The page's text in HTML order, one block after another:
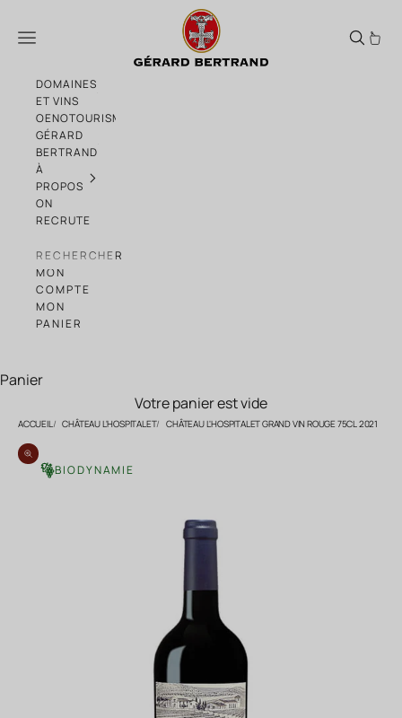
Château L'Hospitalet Grand Vin Rouge
Menu
DOMAINES
ET VINS
OENOTOURISME
GÉRARD
BERTRAND
À
PROPOS
ON
RECRUTE
RECHERCHER
MON
COMPTE
MON
PANIER
Panier
Votre panier est vide
ACCUEIL CHÂTEAU L'HOSPITALET CHÂTEAU L'HOSPITALET GRAND VIN ROUGE 75CL 2021
Zoomer sur l'image
BIODYNAMIE